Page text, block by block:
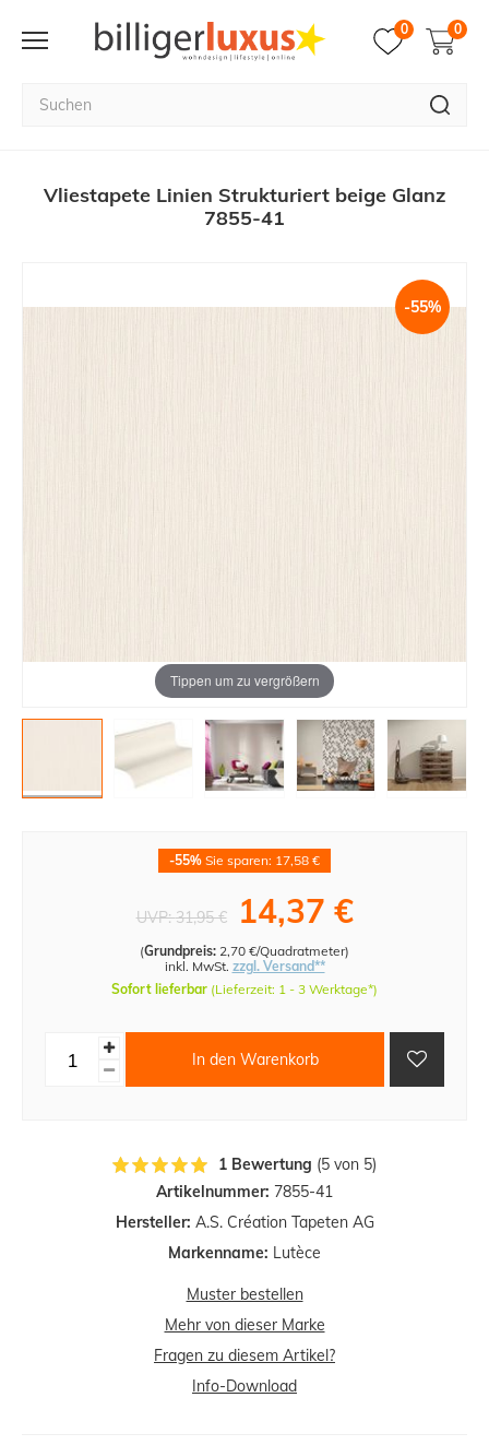
0 0
Vliestapete Linien Strukturiert beige Glanz
7855-41
Tippen um zu vergrößern
-55%
Artikelnummer: 7855-41
Hersteller: A.S. Création Tapeten AG
Markenname: Lutèce
-55% Sie sparen: 17,58 €
UVP:31,95 € 14,37 €
(Grundpreis: 2,70 €/Quadratmeter)
inkl. MwSt. zzgl. Versand**
Sofort lieferbar (Lieferzeit: 1 - 3 Werktage*)
In den Warenkorb
Muster bestellen
Mehr von dieser Marke
Fragen zu diesem Artikel?
Info-Download
1 Bewertung (5 von 5)